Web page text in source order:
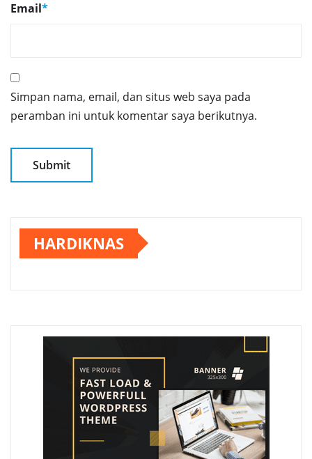
Email*
Simpan nama, email, dan situs web saya pada
peramban ini untuk komentar saya berikutnya.
HARDIKNAS